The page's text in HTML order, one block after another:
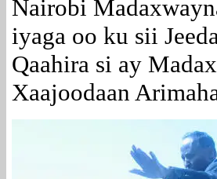
Nairobi
iyaga oo ku sii
Qaahira si ay
Xaajoodaan